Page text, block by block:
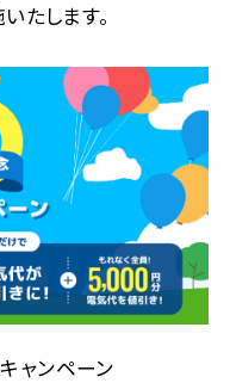
たします。
ャンペーン